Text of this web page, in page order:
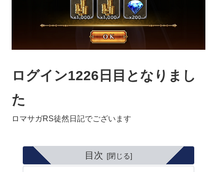
ログイン1226日目となりまし
た
ロマサガRS徒然日記でございます
目次